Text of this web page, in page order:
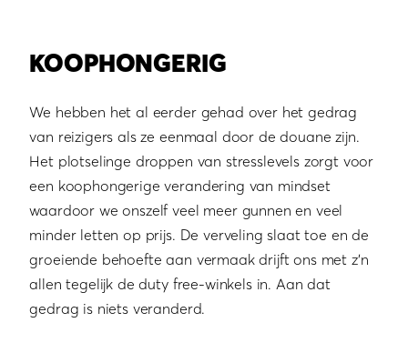
KOOPHONGERIG
We hebben het al eerder gehad over het gedrag
van reizigers als ze eenmaal door de douane zijn.
Het plotselinge droppen van stresslevels zorgt voor
een koophongerige verandering van mindset
waardoor we onszelf veel meer gunnen en veel
minder letten op prijs. De verveling slaat toe en de
groeiende behoefte aan vermaak drijft ons met z’n
allen tegelijk de duty free-winkels in. Aan dat
gedrag is niets veranderd.